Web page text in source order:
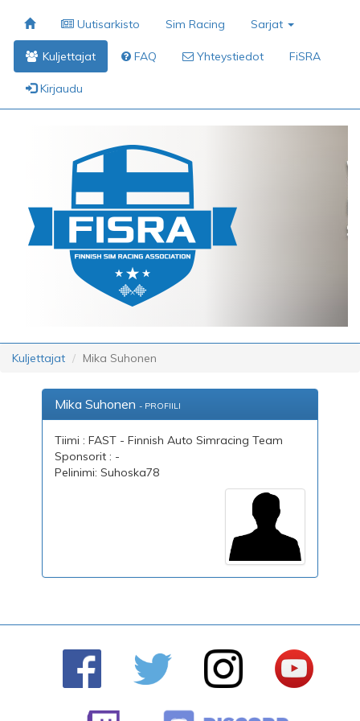
Uutisarkisto Sim Racing Sarjat
Kuljettajat FAQ Yhteystiedot FiSRA
Kirjaudu
Kuljettajat Mika Suhonen
Mika Suhonen - PROFIILI
Tiimi : FAST - Finnish Auto Simracing Team
Sponsorit : -
Pelinimi: Suhoska78